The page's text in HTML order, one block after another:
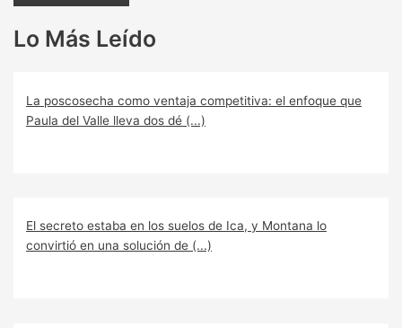
Lo Más Leído
La poscosecha como ventaja competitiva: el enfoque que
Paula del Valle lleva dos dé (...)
El secreto estaba en los suelos de Ica, y Montana lo
convirtió en una solución de (...)